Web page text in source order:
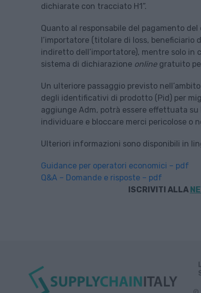
dichiarate con tracciato H1”.
Quanto al responsabile del pagamento
l’importatore (titolare di Ioss,
indiretto dell’importatore), mentre solo in
sistema di dichiarazione onlinegratuito
Un ulteriore passaggio previsto
degli identificativi di prodotto (Pid) per
aggiunge Adm, potrà essere effettuata
individuare e bloccare merci pericolose o
Ulteriori informazioni sono disponibili in
Guidance per operatori economici – pdf
Q&A – Domande e risposte – pdf
ISCRIVITI ALLA